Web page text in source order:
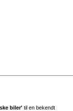
biler' til en bekendt